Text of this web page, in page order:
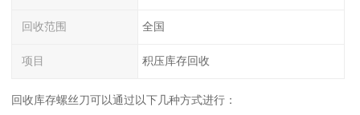
回收范围 全国
项目 积压库存回收
回收库存螺丝刀可以通过以下几种方式进行：